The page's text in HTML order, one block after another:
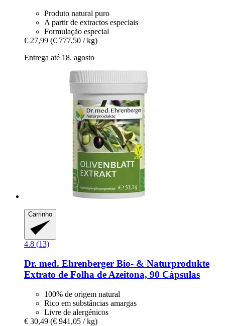
Produto natural puro
A partir de extractos especiais
Formulação especial
€ 27,99 (€ 777,50 / kg)
Entrega até 18. agosto
Carrinho
4.8 (13)
Dr. med. Ehrenberger Bio- & Naturprodukte
Extrato de Folha de Azeitona, 90 Cápsulas
100% de origem natural
Rico em substâncias amargas
Livre de alergénicos
€ 30,49 (€ 941,05 / kg)